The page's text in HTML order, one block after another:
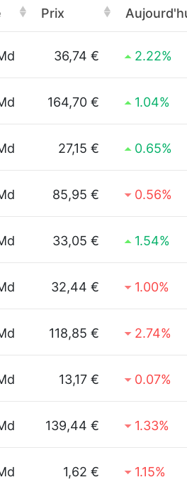
Prix
36,74 € 2.22%
164,70 € 1.04%
27,15 € 0.65%
85,95 € 0.56%
33,05 € 1.54%
32,44 € 1.00%
118,85 € 2.74%
13,17 € 0.07%
139,44 € 1.33%
1,62 € 1.15%